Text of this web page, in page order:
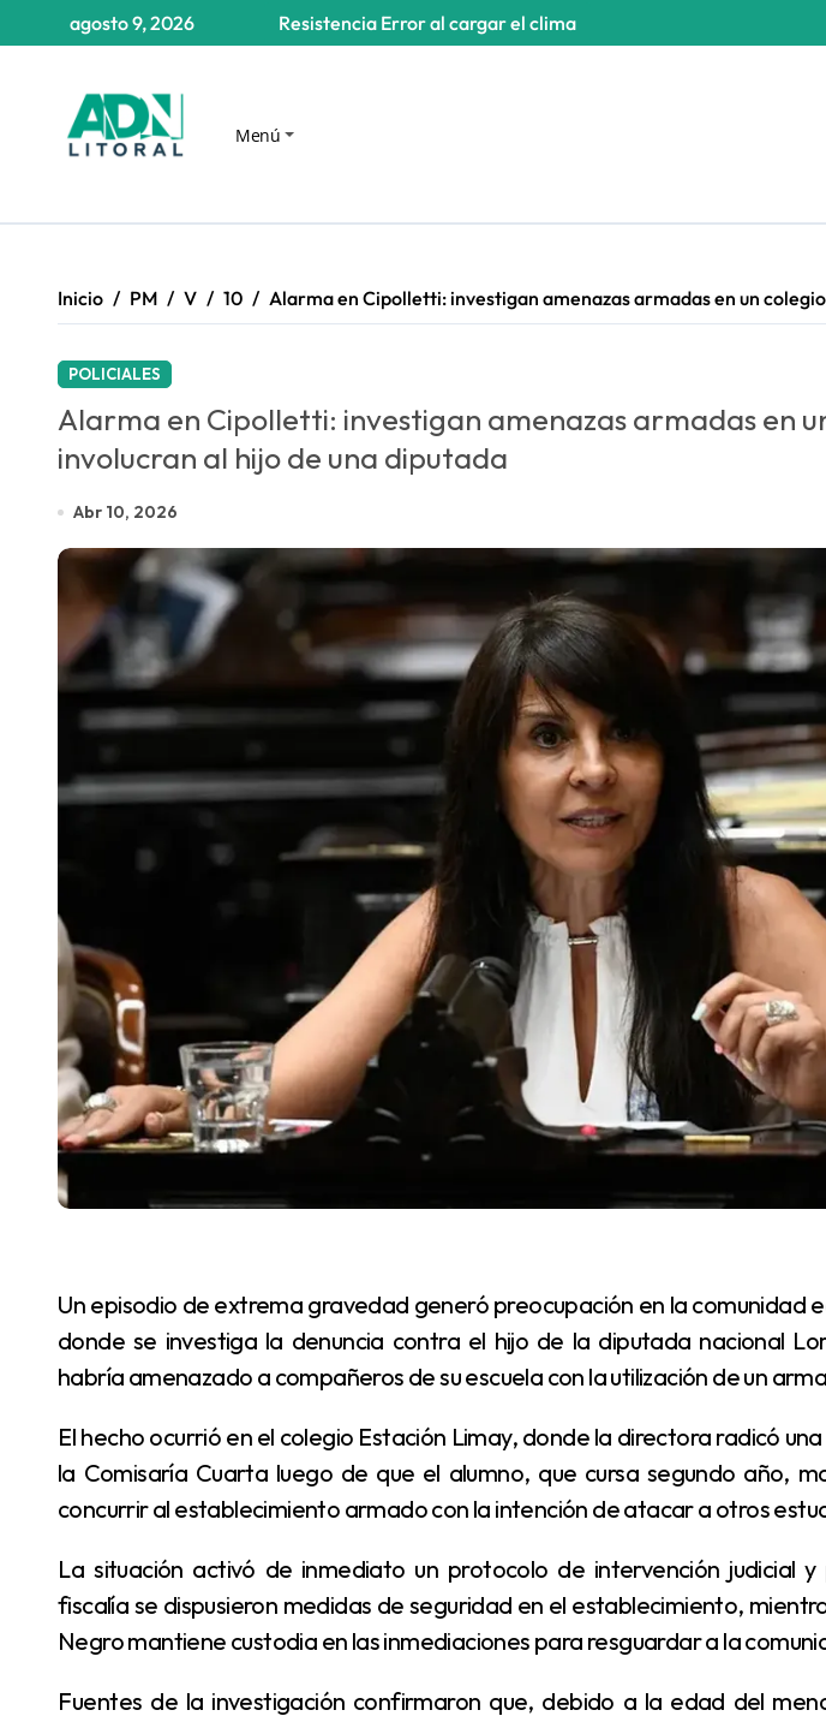
Resistencia Error al cargar el clima
agosto 9, 2026
Menú
Inicio PM V 10 Alarma en Cipolletti: investigan amenazas armadas en un
POLICIALES
Alarma en Cipolletti: investigan amenazas armadas en
involucran al hijo de una diputada
Abr 10, 2026
Un episodio de extrema gravedad generó preocupación en la comunidad educativa de Cipolletti,
donde se investiga la denuncia contra el hijo de la diputada nacional
habría amenazado a compañeros de su escuela con la utilización de un
El hecho ocurrió en el colegio Estación Limay, donde la directora radicó una denuncia formal ante
la Comisaría Cuarta luego de que el alumno, que cursa segundo año,
concurrir al establecimiento armado con la intención de atacar a otros
La situación activó de inmediato un protocolo de intervención judicial y preventiva. Desde la
fiscalía se dispusieron medidas de seguridad en el establecimiento,
Negro mantiene custodia en las inmediaciones para resguardar a la
Fuentes de la investigación confirmaron que, debido a la edad del menor, es considerado no